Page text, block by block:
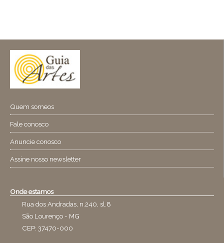
Quem someos
Fale conosco
Anuncie conosco
Assine nosso newsletter
Onde estamos
Rua dos Andradas, n.240, sl.8
São Lourenço - MG
CEP: 37470-000